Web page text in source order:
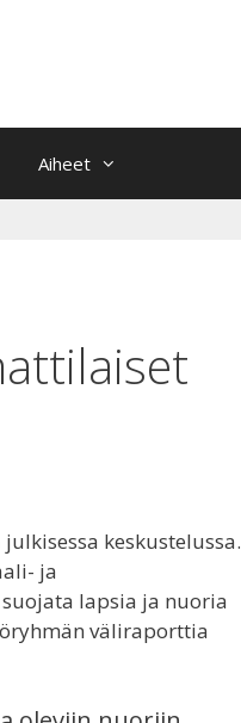
Aiheet
keskustelussa.
ja
lapsia ja nuoria
väliraporttia